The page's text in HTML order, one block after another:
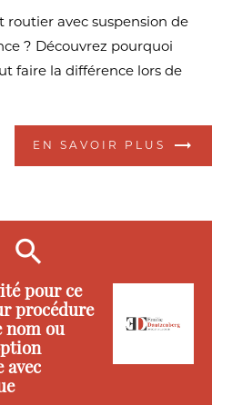
avec suspension de
? Découvrez pourquoi
faire la différence lors de
EN SAVOIR PLUS
pour ce
procédure
nom ou
avec